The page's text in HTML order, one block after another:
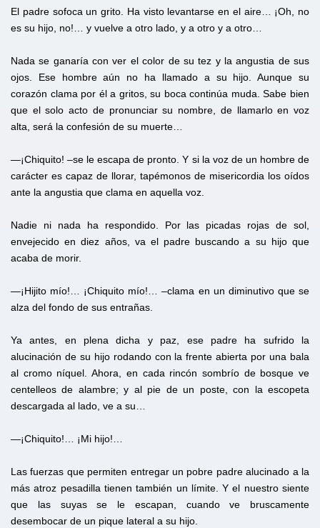
El padre sofoca un grito. Ha visto levantarse en el aire… ¡Oh, no
es su hijo, no!… y vuelve a otro lado, y a otro y a otro…
Nada se ganaría con ver el color de su tez y la angustia de sus
ojos. Ese hombre aún no ha llamado a su hijo. Aunque su
corazón clama por él a gritos, su boca continúa muda. Sabe bien
que el solo acto de pronunciar su nombre, de llamarlo en voz
alta, será la confesión de su muerte…
—¡Chiquito! –se le escapa de pronto. Y si la voz de un hombre de
carácter es capaz de llorar, tapémonos de misericordia los oídos
ante la angustia que clama en aquella voz.
Nadie ni nada ha respondido. Por las picadas rojas de sol,
envejecido en diez años, va el padre buscando a su hijo que
acaba de morir.
—¡Hijito mío!… ¡Chiquito mío!… –clama en un diminutivo que se
alza del fondo de sus entrañas.
Ya antes, en plena dicha y paz, ese padre ha sufrido la
alucinación de su hijo rodando con la frente abierta por una bala
al cromo níquel. Ahora, en cada rincón sombrío de bosque ve
centelleos de alambre; y al pie de un poste, con la escopeta
descargada al lado, ve a su…
—¡Chiquito!… ¡Mi hijo!…
Las fuerzas que permiten entregar un pobre padre alucinado a la
más atroz pesadilla tienen también un límite. Y el nuestro siente
que las suyas se le escapan, cuando ve bruscamente
desembocar de un pique lateral a su hijo.